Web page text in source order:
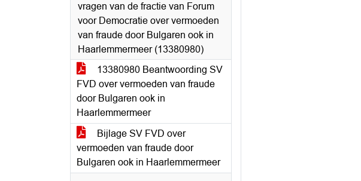
vragen van de fractie van Forum
voor Democratie over vermoeden
van fraude door Bulgaren ook in
Haarlemmermeer (13380980)
13380980 Beantwoording SV
FVD over vermoeden van fraude
door Bulgaren ook in
Haarlemmermeer
Bijlage SV FVD over
vermoeden van fraude door
Bulgaren ook in Haarlemmermeer